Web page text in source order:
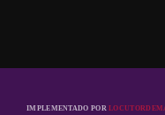
Exploremos juntos una nueva
IMPLEMENTADO POR